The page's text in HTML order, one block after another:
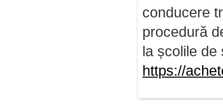
conducere
procedură
la școlile de
https://